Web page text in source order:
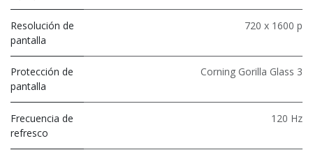
Resolución de
pantalla
720 x 1600 p
Protección de
pantalla
Corning Gorilla Glass 3
Frecuencia de
refresco
120 Hz